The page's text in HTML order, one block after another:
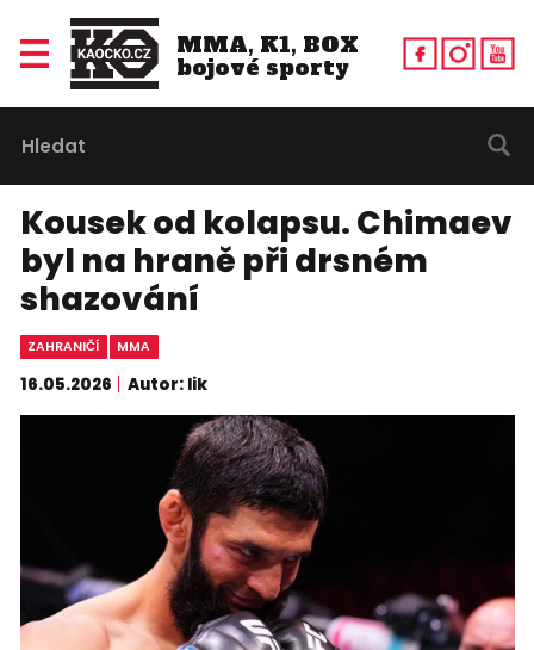
MMA, K1, BOX
bojové sporty
Kousek od kolapsu. Chimaev
byl na hraně při drsném
shazování
ZAHRANIČÍ MMA
16.05.2026 Autor: lik